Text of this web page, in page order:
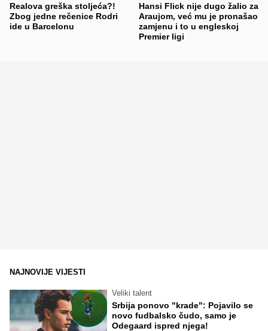
Realova greška stoljeća?!
Zbog jedne rečenice Rodri
ide u Barcelonu
Hansi Flick nije dugo žalio za
Araujom, već mu je pronašao
zamjenu i to u engleskoj
Premier ligi
NAJNOVIJE VIJESTI
Veliki talent
Srbija ponovo "krade": Pojavilo se
novo fudbalsko čudo, samo je
Odegaard ispred njega!